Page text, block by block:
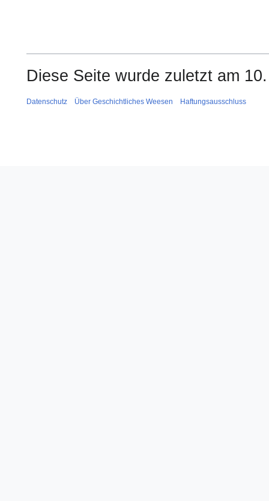
Diese Seite wurde zuletzt am
Datenschutz Über Geschichtliches Weesen Haftungsausschluss